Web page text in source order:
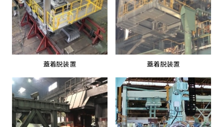
蓋着脱装置 蓋着脱装置